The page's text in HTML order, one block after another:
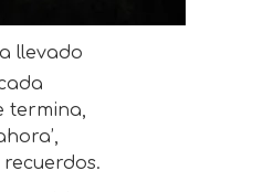
llevado
termina,